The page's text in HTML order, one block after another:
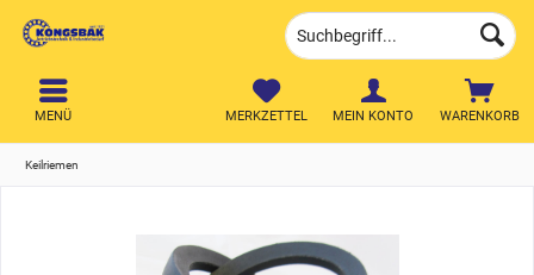
WARENKORB
MERKZETTEL MEIN KONTO
MENÜ
Keilriemen